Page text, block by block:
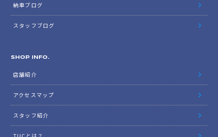
納車ブログ
スタッフブログ
SHOP INFO.
店舗紹介
アクセスマップ
スタッフ紹介